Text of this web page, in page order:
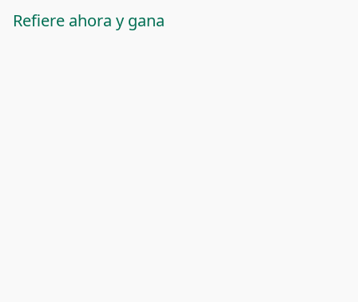
Refiere ahora y gana